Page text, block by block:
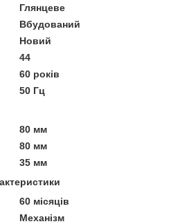
Глянцеве
Вбудований
Новий
44
60 років
50 Гц
80 мм
80 мм
35 мм
60 місяців
Механізм